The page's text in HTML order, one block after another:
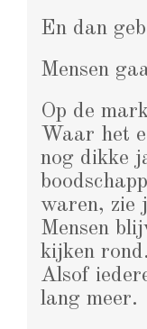
En dan
Mensen
Op de
Waar het
nog dikke
waren, zie
Mensen
kijken
Alsof
lang meer.